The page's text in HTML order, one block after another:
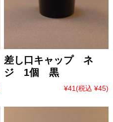
差し口キャップ ネ
ジ 1個 黒
¥41(税込 ¥45)